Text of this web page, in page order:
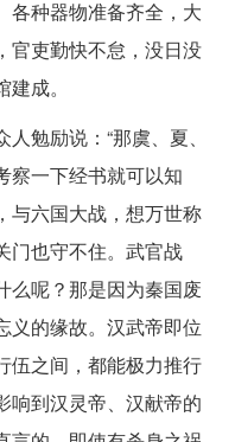
各种器物准备齐全，大
官吏勤快不怠，没日没
成。
勉励说：“那虞、夏、
察一下经书就可以知
与六国大战，想万世称
门也守不住。武官战
么呢？那是因为秦国废
义的缘故。汉武帝即位
伍之间，都能极力推行
响到汉灵帝、汉献帝的